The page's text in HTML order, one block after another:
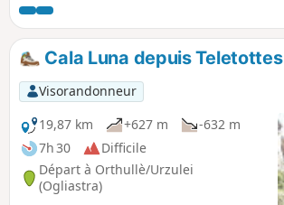
balisée, mais sans grande difficulté,
surtout si on se contente de l'aller-
retour sur le chemin des crêtes :
quelques rares marques Oranges et
Jaunes. Le parcours propose une boucle
par la forêt mais on aurait pu à la place
prolonger vers le mont Bruncu Spina.
D'amusantes rencontres d'animaux
d'élevage en liberté à prévoir !
Cala Luna depuis Teletottes
Visorandonneur
19,87 km
+627 m
-632 m
7h 30
Difficile
Départ à Orthullè/Urzulei
(Ogliastra)